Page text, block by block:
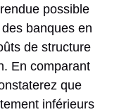
possible
banques en
de structure
En comparant
que
inférieurs